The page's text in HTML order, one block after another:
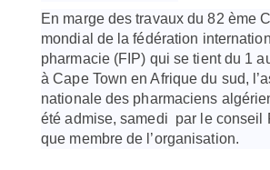
En marge des travaux du 82 ème
mondial de la fédération
pharmacie (FIP) qui se tient du 1
à Cape Town en Afrique du sud,
nationale des pharmaciens
été admise, samedi par le conseil
que membre de l’organisation.